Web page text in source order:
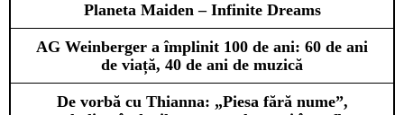
Planeta Maiden – Infinite Dreams
AG Weinberger a împlinit 100 de ani: 60 de ani
de viață, 40 de ani de muzică
De vorbă cu Thianna: „Piesa fără nume”,